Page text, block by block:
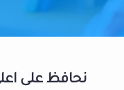
نحافظ على